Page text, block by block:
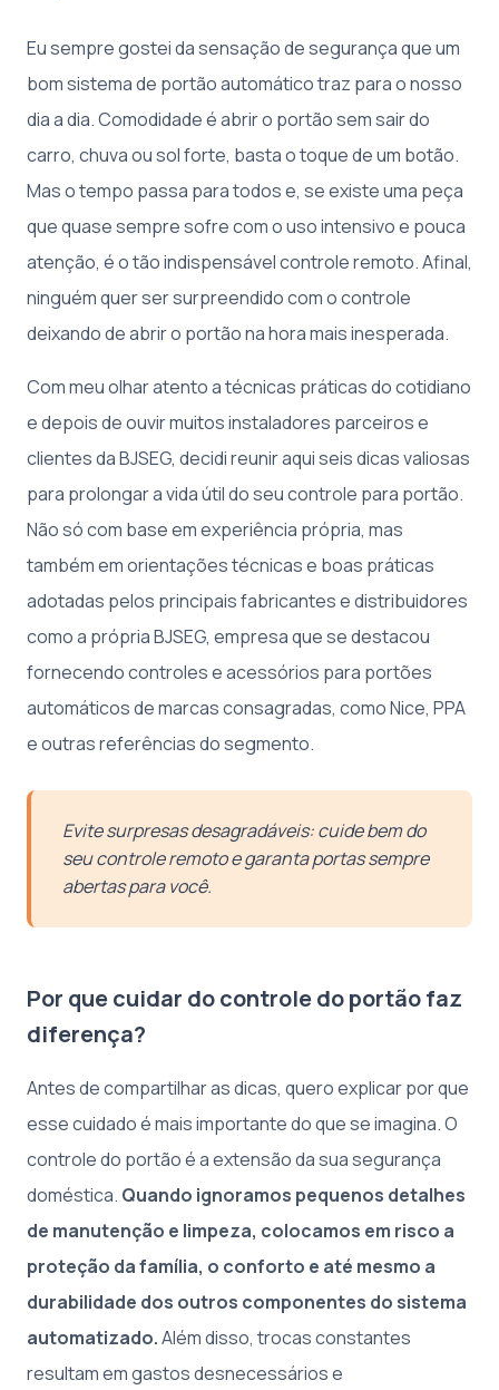
Eu sempre gostei da sensação de segurança que um
bom sistema de portão automático traz para o nosso
dia a dia. Comodidade é abrir o portão sem sair do
carro, chuva ou sol forte, basta o toque de um botão.
Mas o tempo passa para todos e, se existe uma peça
que quase sempre sofre com o uso intensivo e pouca
atenção, é o tão indispensável controle remoto. Afinal,
ninguém quer ser surpreendido com o controle
deixando de abrir o portão na hora mais inesperada.
Com meu olhar atento a técnicas práticas do cotidiano
e depois de ouvir muitos instaladores parceiros e
clientes da BJSEG, decidi reunir aqui seis dicas valiosas
para prolongar a vida útil do seu controle para portão.
Não só com base em experiência própria, mas
também em orientações técnicas e boas práticas
adotadas pelos principais fabricantes e distribuidores
como a própria BJSEG, empresa que se destacou
fornecendo controles e acessórios para portões
automáticos de marcas consagradas, como Nice, PPA
e outras referências do segmento.
Evite surpresas desagradáveis: cuide bem do
seu controle remoto e garanta portas sempre
abertas para você.
Por que cuidar do controle do portão faz
diferença?
Antes de compartilhar as dicas, quero explicar por que
esse cuidado é mais importante do que se imagina. O
controle do portão é a extensão da sua segurança
doméstica. Quando ignoramos pequenos detalhes
de manutenção e limpeza, colocamos em risco a
proteção da família, o conforto e até mesmo a
durabilidade dos outros componentes do sistema
automatizado.Além disso, trocas constantes
resultam em gastos desnecessários e